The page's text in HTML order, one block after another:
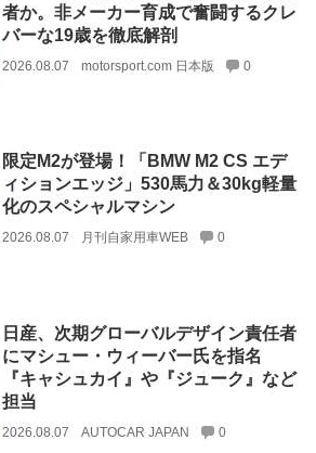
者か。非メーカー育成で奮闘するクレ
バーな19歳を徹底解剖
2026.08.07 motorsport.com 日本版 0
限定M2が登場！「BMW M2 CS エデ
ィションエッジ」530馬力＆30kg軽量
化のスペシャルマシン
2026.08.07 月刊自家用車WEB 0
日産、次期グローバルデザイン責任者
にマシュー・ウィーバー氏を指名
『キャシュカイ』や『ジューク』など
担当
2026.08.07 AUTOCAR JAPAN 0